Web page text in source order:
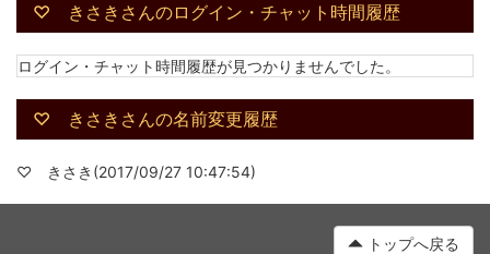
♡ きさきさんのログイン・チャット時間履歴
ログイン・チャット時間履歴が見つかりませんでした。
♡ きさきさんの名前変更履歴
♡ きさき(2017/09/27 10:47:54)
トップへ戻る